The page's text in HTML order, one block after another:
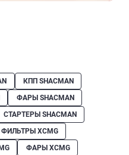
КПП SHACMAN
ФАРЫ SHACMAN
СТАРТЕРЫ SHACMAN
ФИЛЬТРЫ XCMG
ФАРЫ XCMG